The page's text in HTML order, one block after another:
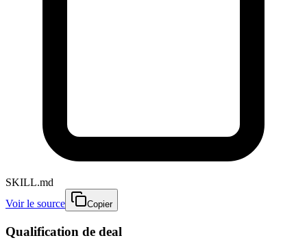
SKILL.md
Voir le source
Copier
Qualification de deal